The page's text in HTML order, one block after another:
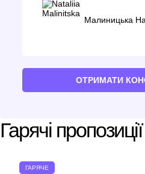
Малиницька
ОТРИМАТИ
Гарячі
ГАРЯЧЕ